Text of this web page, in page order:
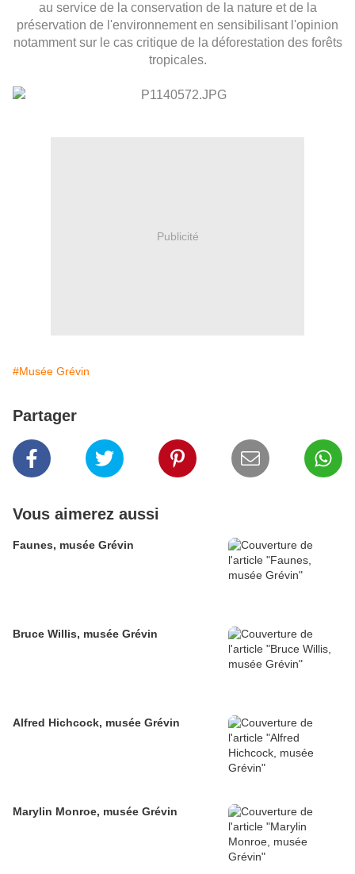
au service de la conservation de la nature et de la
préservation de l'environnement en sensibilisant l'opinion
notamment sur le cas critique de la déforestation des forêts
tropicales.
Publicité
#Musée Grévin
Partager
Vous aimerez aussi
Faunes, musée Grévin
Bruce Willis, musée Grévin
Alfred Hichcock, musée Grévin
Marylin Monroe, musée Grévin